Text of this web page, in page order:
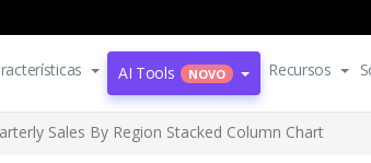
AI Tools NOVO Recursos
Sales By Region Stacked Column Chart